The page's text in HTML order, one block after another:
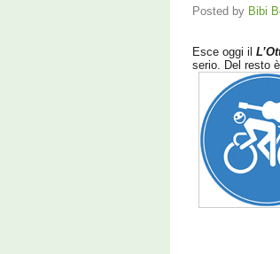
Posted by Bibi
Esce oggi il
serio. Del resto